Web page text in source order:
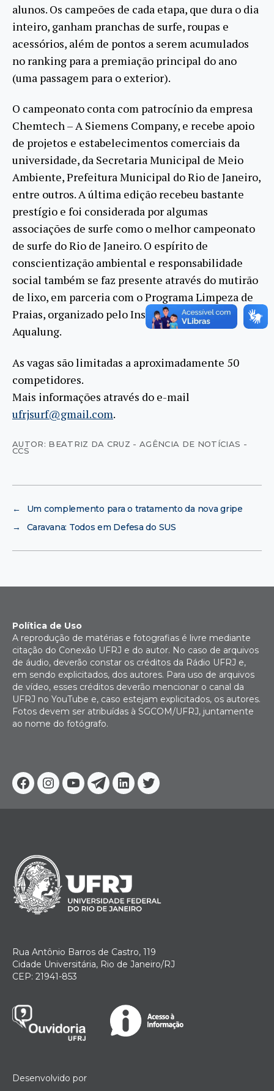
alunos. Os campeões de cada etapa, que dura o dia
inteiro, ganham pranchas de surfe, roupas e
acessórios, além de pontos a serem acumulados
no ranking para a premiação principal do ano
(uma passagem para o exterior).
O campeonato conta com patrocínio da empresa
Chemtech – A Siemens Company, e recebe apoio
de projetos e estabelecimentos comerciais da
universidade, da Secretaria Municipal de Meio
Ambiente, Prefeitura Municipal do Rio de Janeiro,
entre outros. A última edição recebeu bastante
prestígio e foi considerada por algumas
associações de surfe como o melhor campeonato
de surfe do Rio de Janeiro. O espírito de
conscientização ambiental e responsabilidade
social também se faz presente através do mutirão
de lixo, em parceria com o Programa Limpeza de
Praias, organizado pelo Instituto Ecológico
Aqualung.
As vagas são limitadas a aproximadamente 50
competidores.
Mais informações através do e-mail
ufrjsurf@gmail.com.
AUTOR: BEATRIZ DA CRUZ - AGÊNCIA DE NOTÍCIAS -
CCS
←
Um complemento para o tratamento da nova gripe
→
Caravana: Todos em Defesa do SUS
Facebook
Instagram
YoutubeTelegram
Linkedin
Twitter
Política de Uso
A reprodução de matérias e fotografias é livre mediante
citação do Conexão UFRJ e do autor. No caso de arquivos
de áudio, deverão constar os créditos da Rádio UFRJ e,
em sendo explicitados, dos autores. Para uso de arquivos
de vídeo, esses créditos deverão mencionar o canal da
UFRJ no YouTube e, caso estejam explicitados, os autores.
Fotos devem ser atribuídas à SGCOM/UFRJ, juntamente
ao nome do fotógrafo.
Rua Antônio Barros de Castro, 119
Cidade Universitária, Rio de Janeiro/RJ
CEP: 21941-853
Desenvolvido por